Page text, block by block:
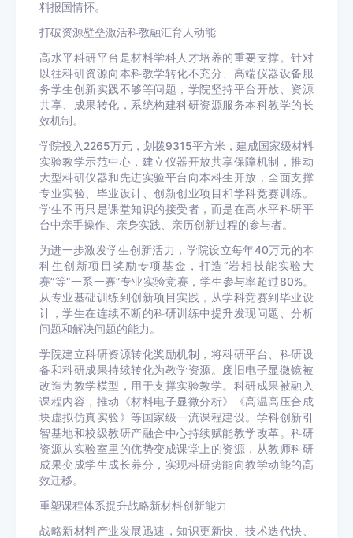
料报国情怀。
打破资源壁垒激活科教融汇育人动能
高水平科研平台是材料学科人才培养的重要支撑。针对
以往科研资源向本科教学转化不充分、高端仪器设备服
务学生创新实践不够等问题，学院坚持平台开放、资源
共享、成果转化，系统构建科研资源服务本科教学的长
效机制。
学院投入2265万元，划拨9315平方米，建成国家级材料
实验教学示范中心，建立仪器开放共享保障机制，推动
大型科研仪器和先进实验平台向本科生开放，全面支撑
专业实验、毕业设计、创新创业项目和学科竞赛训练。
学生不再只是课堂知识的接受者，而是在高水平科研平
台中亲手操作、亲身实践、亲历创新过程的参与者。
为进一步激发学生创新活力，学院设立每年40万元的本
科生创新项目奖励专项基金，打造“岩相技能实验大
赛”等“一系一赛”专业实验竞赛，学生参与率超过80%。
从专业基础训练到创新项目实践，从学科竞赛到毕业设
计，学生在连续不断的科研训练中提升发现问题、分析
问题和解决问题的能力。
学院建立科研资源转化奖励机制，将科研平台、科研设
备和科研成果持续转化为教学资源。废旧电子显微镜被
改造为教学模型，用于支撑实验教学。科研成果被融入
课程内容，推动《材料电子显微分析》《高温高压合成
块虚拟仿真实验》等国家级一流课程建设。学科创新引
智基地和校级教研产融合中心持续赋能教学改革。科研
资源从实验室里的优势变成课堂上的资源，从教师科研
成果变成学生成长养分，实现科研势能向教学动能的高
效迁移。
重塑课程体系提升战略新材料创新能力
战略新材料产业发展迅速，知识更新快、技术迭代快、